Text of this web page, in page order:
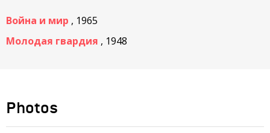
Война и мир , 1965
Молодая гвардия , 1948
Photos